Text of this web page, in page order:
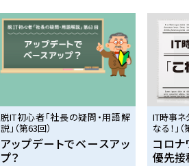
脱IT初心者「社長の疑問・用語解
説」（第63回）
アップデートでベースアッ
プ？
IT時事ネ
なる！」
コロナ
優先接